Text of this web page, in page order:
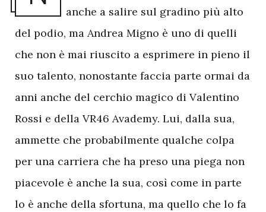
anche a salire sul gradino più alto
del podio, ma Andrea Migno è uno di quelli
che non è mai riuscito a esprimere in pieno il
suo talento, nonostante faccia parte ormai da
anni anche del cerchio magico di Valentino
Rossi e della VR46 Avademy. Lui, dalla sua,
ammette che probabilmente qualche colpa
per una carriera che ha preso una piega non
piacevole è anche la sua, così come in parte
lo è anche della sfortuna, ma quello che lo fa